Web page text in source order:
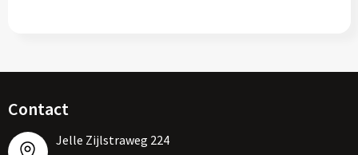
Contact
Jelle Zijlstraweg 224